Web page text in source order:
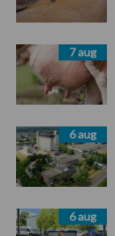
7 aug
6 aug
6 aug